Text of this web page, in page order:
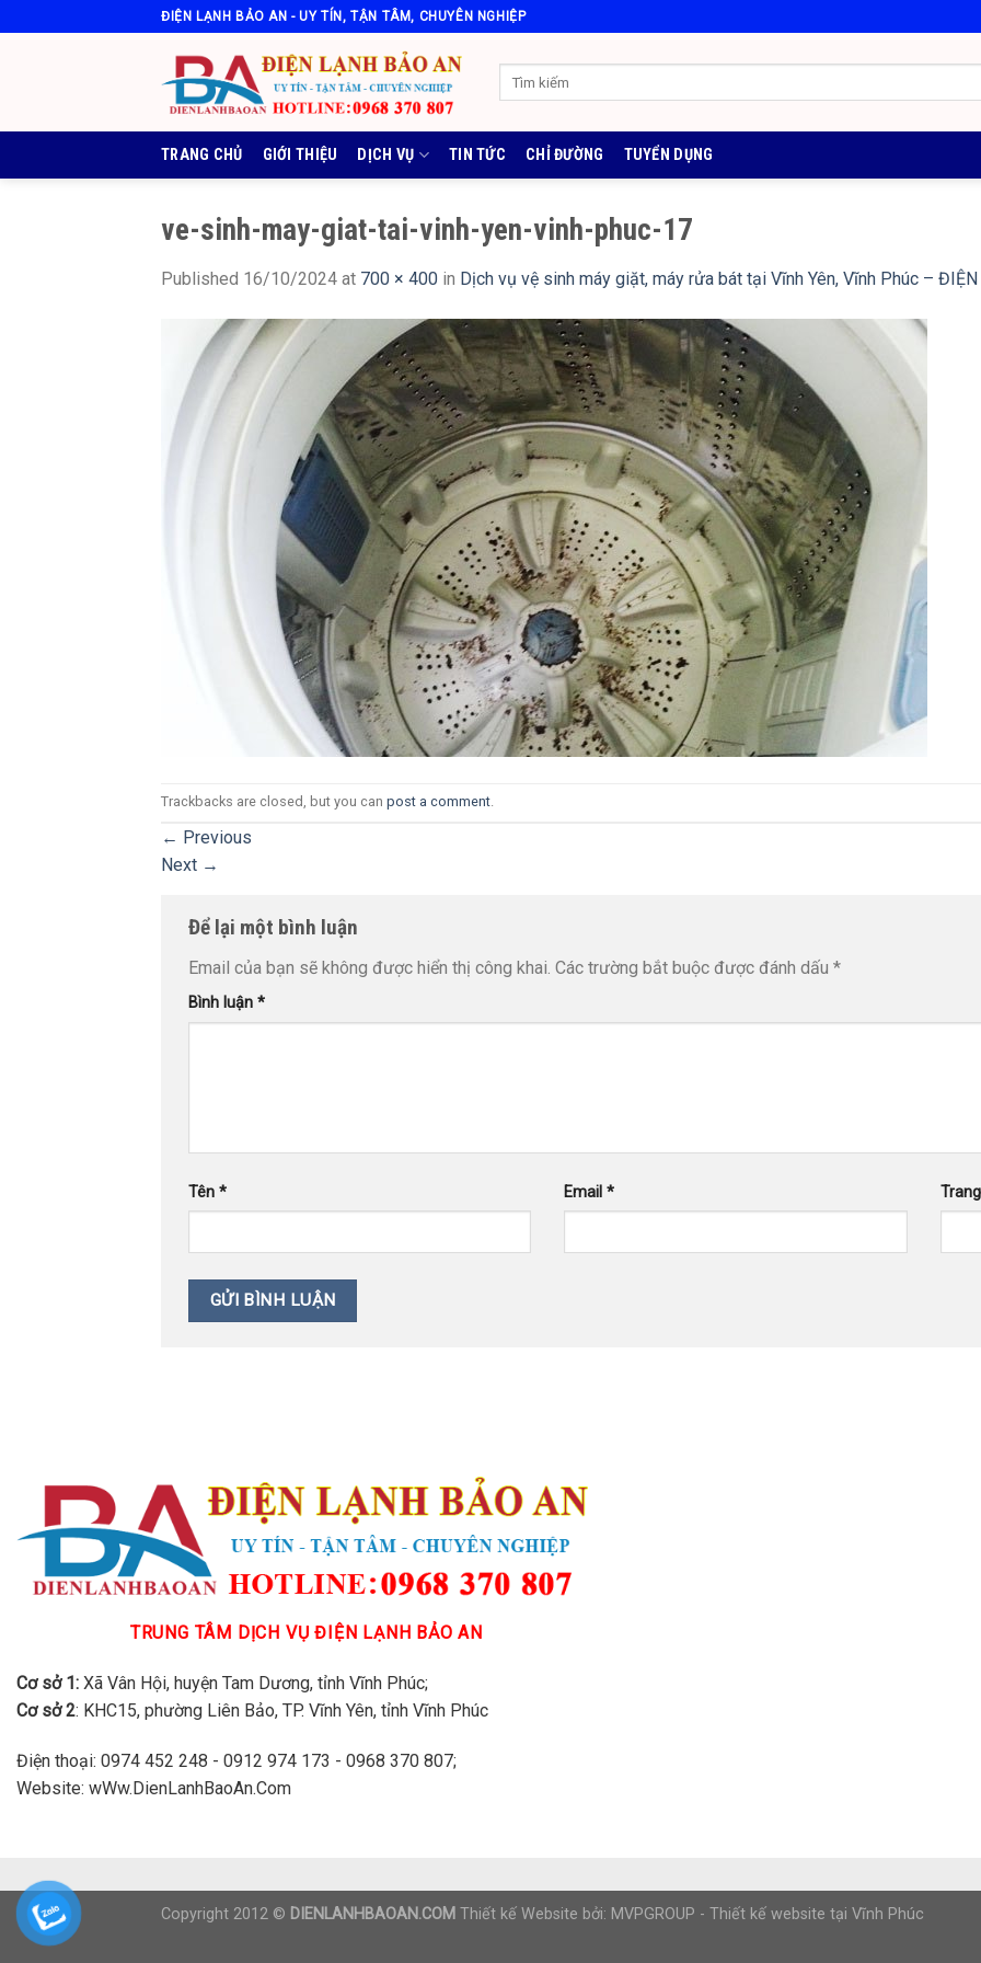
to
ĐIỆN LẠNH BẢO AN - UY TÍN, TẬN TÂM, CHUYÊN NGHIỆP
TRANG CHỦ GIỚI THIỆU DỊCH VỤ TIN TỨC CHỈ ĐƯỜNG TUYỂN DỤNG
ve-sinh-may-giat-tai-vinh-yen-vinh-phuc-17
Published 16/10/2024 at 700 × 400 in Dịch vụ vệ sinh máy giặt, máy rửa bát tại Vĩnh Yên, Vĩnh Phúc –
Trackbacks are closed, but you can post a comment
← Previous
Next →
Để lại một bình luận
Email của bạn sẽ không được hiển thị công khai. Các trường bắt buộc được đánh dấu *
Bình luận *
Tên * Email*
TRUNG TÂM DỊCH VỤ ĐIỆN LẠNH BẢO AN
Cơ sở 1: Xã Vân Hội, huyện Tam Dương, tỉnh Vĩnh Phúc;
Cơ sở 2: KHC15, phường Liên Bảo, TP. Vĩnh Yên, tỉnh Vĩnh Phúc
Điện thoại: 0974 452 248 - 0912 974 173 - 0968 370 807;
Website: wWw.DienLanhBaoAn.Com
Copyright 2012 © DIENLANHBAOAN.COM Thiết kế Website bởi: MVPGROUP - Thiết kế website tại Vĩnh Phúc